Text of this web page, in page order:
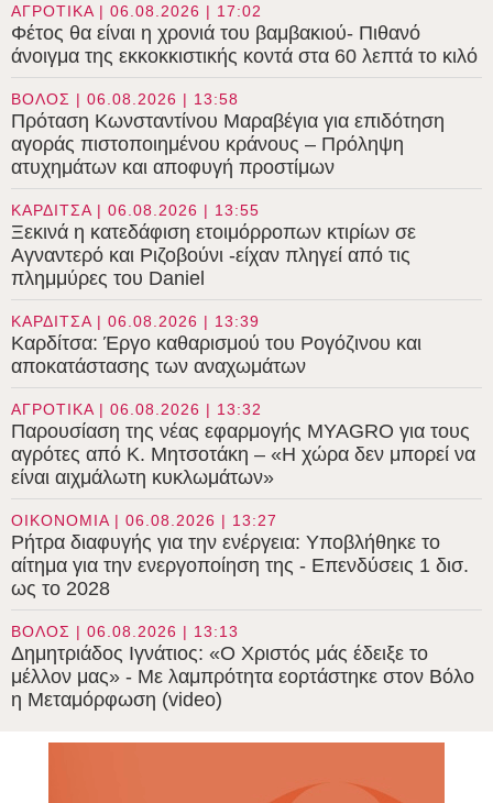
ΑΓΡΟΤΙΚΑ | 06.08.2026 | 17:02
Φέτος θα είναι η χρονιά του βαμβακιού- Πιθανό
άνοιγμα της εκκοκκιστικής κοντά στα 60 λεπτά το κιλό
ΒΟΛΟΣ | 06.08.2026 | 13:58
Πρόταση Κωνσταντίνου Μαραβέγια για επιδότηση
αγοράς πιστοποιημένου κράνους – Πρόληψη
ατυχημάτων και αποφυγή προστίμων
ΚΑΡΔΙΤΣΑ | 06.08.2026 | 13:55
Ξεκινά η κατεδάφιση ετοιμόρροπων κτιρίων σε
Αγναντερό και Ριζοβούνι -είχαν πληγεί από τις
πλημμύρες του Daniel
ΚΑΡΔΙΤΣΑ | 06.08.2026 | 13:39
Καρδίτσα: Έργο καθαρισμού του Ρογόζινου και
αποκατάστασης των αναχωμάτων
ΑΓΡΟΤΙΚΑ | 06.08.2026 | 13:32
Παρουσίαση της νέας εφαρμογής MYAGRO για τους
αγρότες από Κ. Μητσοτάκη – «Η χώρα δεν μπορεί να
είναι αιχμάλωτη κυκλωμάτων»
ΟΙΚΟΝΟΜΙΑ | 06.08.2026 | 13:27
Ρήτρα διαφυγής για την ενέργεια: Υποβλήθηκε το
αίτημα για την ενεργοποίηση της - Επενδύσεις 1 δισ.
ως το 2028
ΒΟΛΟΣ | 06.08.2026 | 13:13
Δημητριάδος Ιγνάτιος: «Ο Χριστός μάς έδειξε το
μέλλον μας» - Με λαμπρότητα εορτάστηκε στον Βόλο
η Μεταμόρφωση (video)